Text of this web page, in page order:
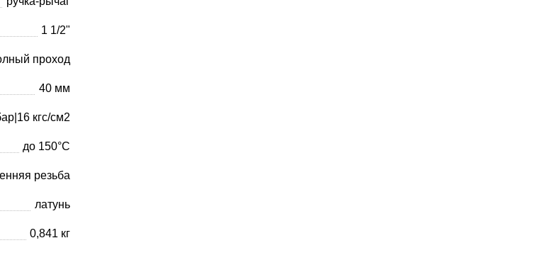
1 1/2"
проход
40 мм
кгс/см2
до 150°С
резьба
латунь
0,841 кг